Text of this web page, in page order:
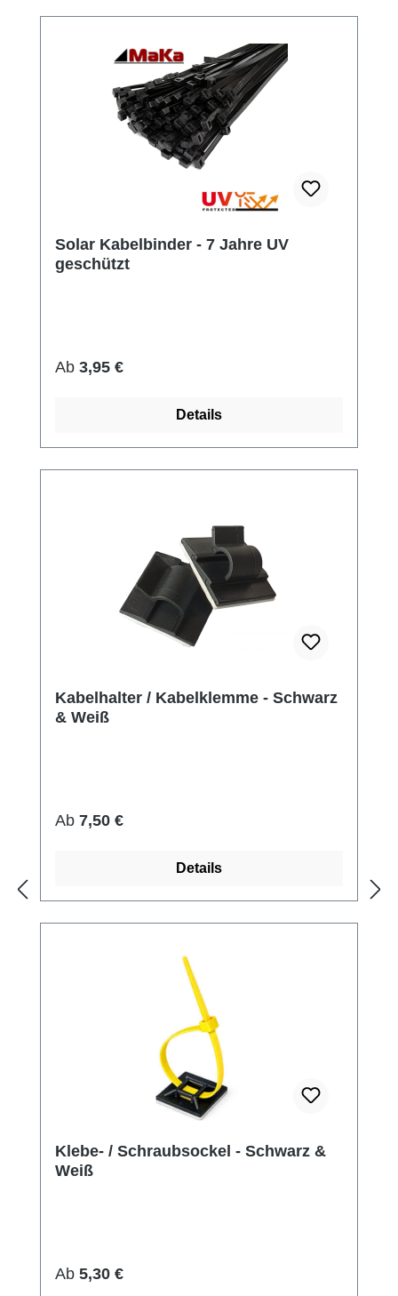
Solar Kabelbinder - 7 Jahre UV
geschützt
Regulärer Preis:
Ab 3,95 €
Details
Kabelhalter / Kabelklemme - Schwarz
& Weiß
Regulärer Preis:
Ab 7,50 €
Details
Klebe- / Schraubsockel - Schwarz &
Weiß
Regulärer Preis:
Ab 5,30 €